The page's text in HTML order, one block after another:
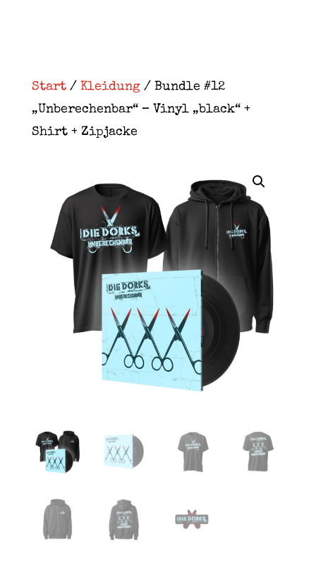
Start/ Kleidung / Bundle #12
„Unberechenbar“ – Vinyl „black“ +
Shirt + Zipjacke